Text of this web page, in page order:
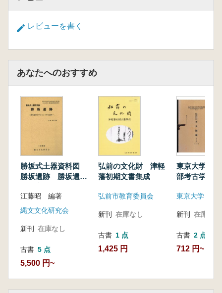
レビューを書く
あなたへのおすすめ
勝坂式土器資料図
勝坂遺跡 勝坂遺跡
物
江藤昭 編著
縄文文化研究会
新刊 在庫なし
古書 5 点
5,500 円~
弘前の文化財 津軽
藩初期文書集成
弘前市教育委員会
新刊 在庫なし
古書 1 点
1,425 円
東京大学蔵
部考古学研
三輯
東京大学
新刊 在庫なし
古書 2 点
712 円~